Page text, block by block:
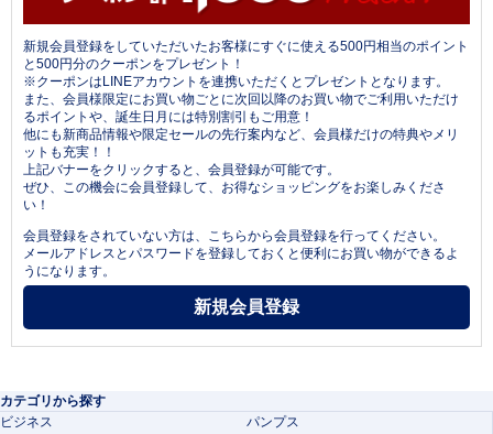
新規会員登録をしていただいたお客様にすぐに使える500円相当のポイント
と500円分のクーポンをプレゼント！
※クーポンはLINEアカウントを連携いただくとプレゼントとなります。
また、会員様限定にお買い物ごとに次回以降のお買い物でご利用いただけ
るポイントや、誕生日月には特別割引もご用意！
他にも新商品情報や限定セールの先行案内など、会員様だけの特典やメリ
ットも充実！！
上記バナーをクリックすると、会員登録が可能です。
ぜひ、この機会に会員登録して、お得なショッピングをお楽しみくださ
い！
会員登録をされていない方は、こちらから会員登録を行ってください。
メールアドレスとパスワードを登録しておくと便利にお買い物ができるよ
うになります。
カテゴリから探す
ビジネス
パンプス